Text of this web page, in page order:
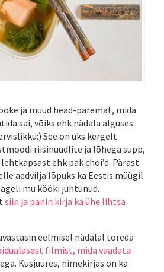
ja muud head-paremat, mida
sai, võiks ehk nädala alguses
See on üks kergelt
riisinuudlite ja lõhega supp,
ehk pak choi’d. Pärast
aedvilja lõpuks ka Eestis müügil
mu kööki juhtunud.
siin ja panin kirja ka ühe lihtsa
eelmisel nädalal toreda
filmist, mida vaadata
Kusjuures, nimekirjas on ka